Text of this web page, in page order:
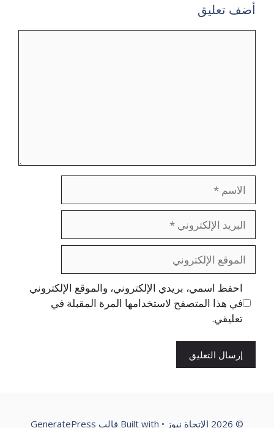
أضف تعليق
الإلكتروني
الإلكتروني
احفظ اسمي، بريدي الإلكتروني، والموقع الإلكتروني
في هذا المتصفح لاستخدامها المرة المقبلة في
تعليقي.
© 2026 الإتجاة نيوز • Built with قالب GeneratePress